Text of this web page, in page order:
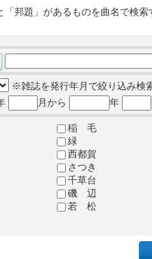
「邦題」があるものを曲名で検
※雑誌を発行年月で絞り込み検
月から 年
稲 毛
緑
西都賀
さつき
千草台
磯 辺
若 松